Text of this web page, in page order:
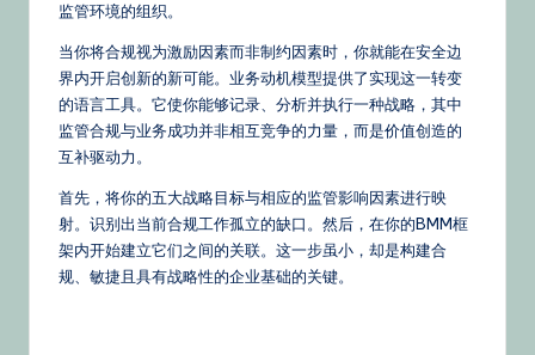
监管环境的组织。
当你将合规视为激励因素而非制约因素时，你就能在安全边
界内开启创新的新可能。业务动机模型提供了实现这一转变
的语言工具。它使你能够记录、分析并执行一种战略，其中
监管合规与业务成功并非相互竞争的力量，而是价值创造的
互补驱动力。
首先，将你的五大战略目标与相应的监管影响因素进行映
射。识别出当前合规工作孤立的缺口。然后，在你的BMM框
架内开始建立它们之间的关联。这一步虽小，却是构建合
规、敏捷且具有战略性的企业基础的关键。